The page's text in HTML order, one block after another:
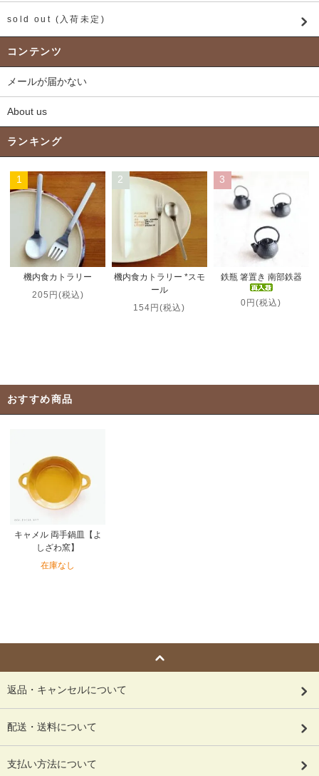
sold out (入荷未定)
コンテンツ
メールが届かない
About us
ランキング
1
機内食カトラリー
205円(税込)
2
機内食カトラリー *スモ
ール
154円(税込)
3
鉄瓶 箸置き 南部鉄器
0円(税込)
おすすめ商品
キャメル 両手鍋皿【よ
しざわ窯】
在庫なし
返品・キャンセルについて
配送・送料について
支払い方法について